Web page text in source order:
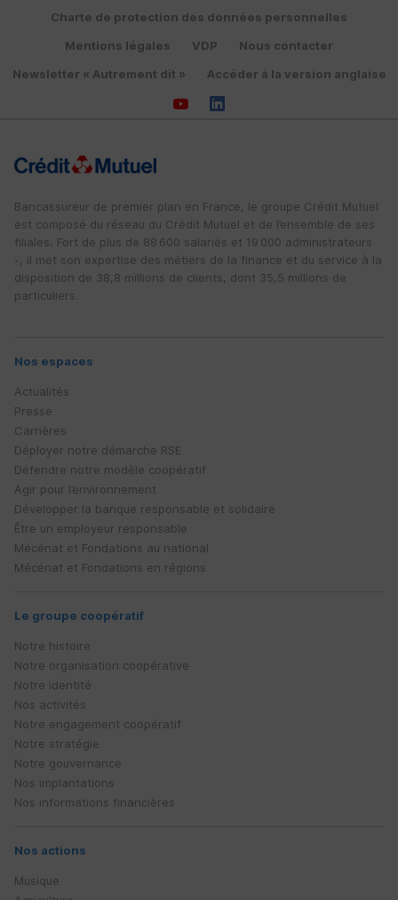
Charte de protection des données personnelles
Mentions légales
VDP
Nous contacter
Newsletter « Autrement dit »
Accéder à la version anglaise
Bancassureur de premier plan en France, le groupe Crédit Mutuel
est composé du réseau du Crédit Mutuel et de l’ensemble de ses
filiales. Fort de plus de 88 600 salariés et 19 000 administrateurs
-, il met son expertise des métiers de la finance et du service à la
disposition de 38,8 millions de clients, dont 35,5 millions de
particuliers.
Nos espaces
Actualités
Presse
Carrières
Déployer notre démarche RSE
Défendre notre modèle coopératif
Agir pour l’environnement
Développer la banque responsable et solidaire
Être un employeur responsable
Mécénat et Fondations au national
Mécénat et Fondations en régions
Le groupe coopératif
Notre histoire
Notre organisation coopérative
Notre identité
Nos activités
Notre engagement coopératif
Notre stratégie
Notre gouvernance
Nos implantations
Nos informations financières
Nos actions
Musique